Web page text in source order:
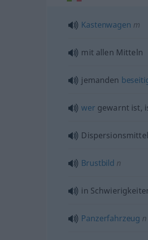
Kastenwagen m
mit allen Mitteln
jemanden
wer gewarnt ist,
Dispersionsmittel
Brustbild n
in
Panzerfahrzeug n